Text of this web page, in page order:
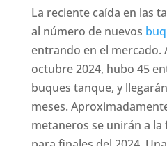
La reciente caída en las
al número de nuevos
entrando en el mercado.
octubre 2024, hubo 45
buques tanque, y
meses.
metaneros se unirán a la